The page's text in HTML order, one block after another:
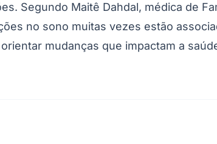
Segundo Maitê Dahdal, médica de
no sono muitas vezes estão
mudanças que impactam a